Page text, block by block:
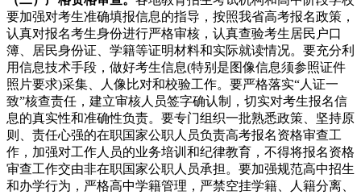
要加强对考生准确填报信息的指导，按照我省高考报名政策，
认真对报名考生身份进行严格审核，认真查验考生居民户口
簿、居民身份证、学籍等证明材料和实际就读情况。要充分利
用信息技术手段，做好考生信息(特别是图像信息须参照证件
照片要求)采集、人像比对和校验工作。要严格落实“人证一
致”核查责任，建立审核人员签字确认制，切实对考生报名信
息的真实性和准确性负责。要专门组织一批熟悉政策、坚持原
则、责任心强的在职国家公职人员负责高考报名资格审查工
作，加强对工作人员的业务培训和纪律教育，不得将报名资格
审查工作交由非在职国家公职人员承担。要加强规范高中招生
和办学行为，严格高中学籍管理，严禁空挂学籍、人籍分离、